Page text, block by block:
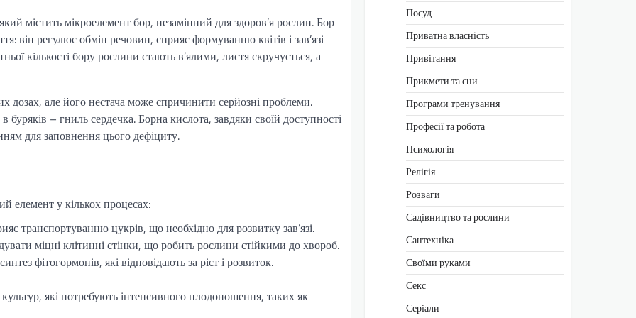
містить мікроелемент бор, незамінний для здоров’я рослин. Бор
він регулює обмін речовин, сприяє формуванню квітів і зав’язі
кількості бору рослини стають в’ялими, листя скручується, а
дозах, але його нестача може спричинити серйозні проблеми.
буряків – гниль сердечка. Борна кислота, завдяки своїй доступності
для заповнення цього дефіциту.
елемент у кількох процесах:
транспортуванню цукрів, що необхідно для розвитку зав’язі.
міцні клітинні стінки, що робить рослини стійкими до хвороб.
фітогормонів, які відповідають за ріст і розвиток.
які потребують інтенсивного плодоношення, таких як
Посуд
Приватна власність
Привітання
Прикмети та сни
Програми тренування
Професії та робота
Психологія
Релігія
Розваги
Садівництво та рослини
Сантехніка
Своїми руками
Секс
Серіали